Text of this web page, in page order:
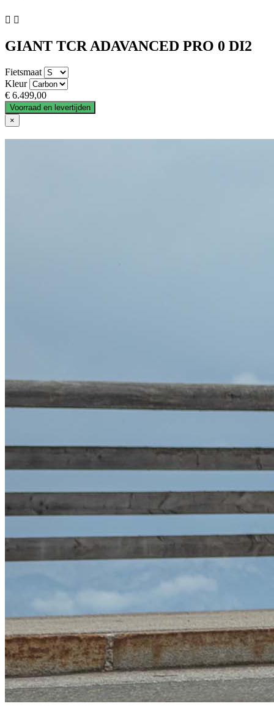
 
GIANT TCR ADAVANCED PRO 0 DI2
Fietsmaat
Kleur
€ 6.499,00
Voorraad en levertijden
×